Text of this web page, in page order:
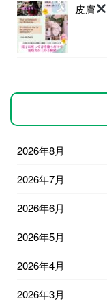
皮膚
2026年8月
2026年7月
2026年6月
2026年5月
2026年4月
2026年3月